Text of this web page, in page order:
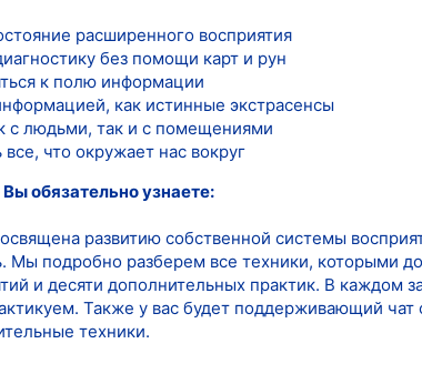
расширенного восприятия
без помощи карт и рун
к полю информации
как истинные экстрасенсы
с людьми, так и с помещениями
все, что окружает нас вокруг
обязательно узнаете:
развитию собственной системы
Мы подробно разберем все техники, которыми
и десяти дополнительных практик. В
Также у вас будет поддерживающий
техники.